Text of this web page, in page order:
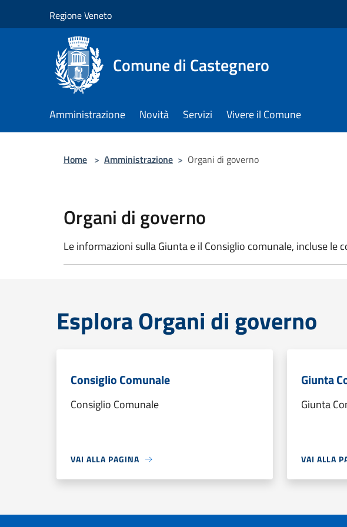
Regione Veneto
Comune di Castegnero
Amministrazione Novità Servizi Vivere il Comune
Home > Amministrazione > Organi di governo
Organi di governo
Le informazioni sulla Giunta e il Consiglio comunale, incluse le
Esplora Organi di governo
Consiglio Comunale
Consiglio Comunale
VAI ALLA PAGINA
Giunta
Giunta
VAI ALLA